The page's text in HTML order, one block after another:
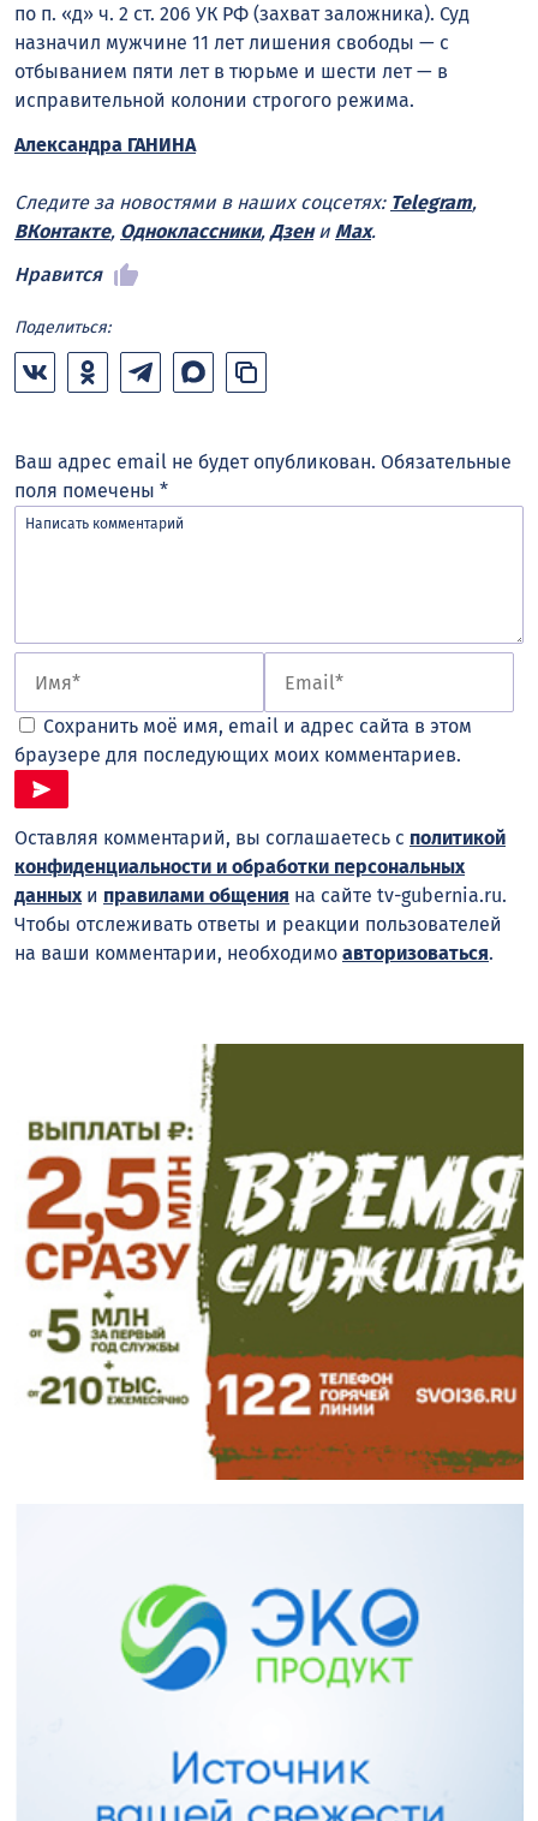
по п. «д» ч. 2 ст. 206 УК РФ (захват заложника). Суд
назначил мужчине 11 лет лишения свободы — с
отбыванием пяти лет в тюрьме и шести лет — в
исправительной колонии строгого режима.
Александра ГАНИНА
Следите за новостями в наших соцсетях: Telegram,
ВКонтакте, Одноклассники, Дзени Max.
Нравится
Поделиться:
Ваш адрес email не будет опубликован. Обязательные
поля помечены *
Сохранить моё имя, email и адрес сайта в этом
браузере для последующих моих комментариев.
Оставляя комментарий, вы соглашаетесь с политикой
конфиденциальности и обработки персональных
данныхи правилами общения на сайте tv-gubernia.ru.
Чтобы отслеживать ответы и реакции пользователей
на ваши комментарии, необходимо авторизоваться.